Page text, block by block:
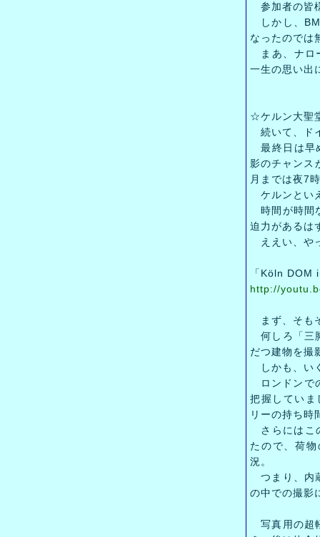
参加者の皆
しかし、
なったのでは
まあ、ナロ
一生の思い出
☆ケルン大聖
続いて、ド
最終日は早
影のチャンス
月までは夜7
ケルンとい
時間が時間
迫力があるは
ええい、や
「Köln DOM
http://
まず、そも
何しろ「三
だつ建物を撮
しかも、い
ロンドンで
把握していま
リーの持ち時
さらにはこ
たので、荷
況。
つまり、内
の中での撮影
写真用の超